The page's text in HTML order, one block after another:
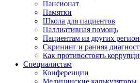
Пансионат
Памятки
Школа для пациентов
Паллиативная помощь
Пациентам из других
Скрининг и ранняя
Как противостоять
Специалистам
Конференции
Медицинские калькуляторы